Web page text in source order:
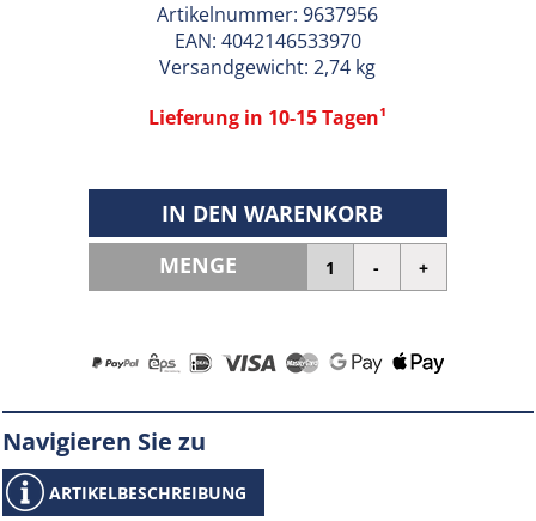
Artikelnummer:9637956
EAN: 4042146533970
Versandgewicht: 2,74 kg
Lieferung in 10-15 Tagen¹
IN DEN WARENKORB
MENGE
Navigieren Sie zu
ARTIKELBESCHREIBUNG